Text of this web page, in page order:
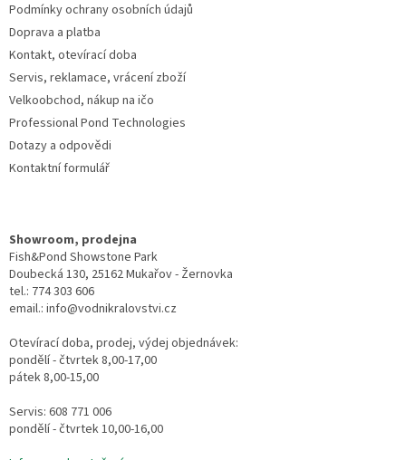
Podmínky ochrany osobních údajů
Doprava a platba
Kontakt, otevírací doba
Servis, reklamace, vrácení zboží
Velkoobchod, nákup na ičo
Professional Pond Technologies
Dotazy a odpovědi
Kontaktní formulář
Showroom, prodejna
Fish&Pond Showstone Park
Doubecká 130, 25162 Mukařov - Žernovka
tel.: 774 303 606
email.: info@vodnikralovstvi.cz
Otevírací doba, prodej, výdej objednávek:
pondělí - čtvrtek 8,00-17,00
pátek 8,00-15,00
Servis: 608 771 006
pondělí - čtvrtek 10,00-16,00